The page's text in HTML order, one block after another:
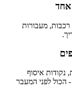
אחד
רכבות, מעבורות
נקודות איסוף
- הכול לפני המעבר